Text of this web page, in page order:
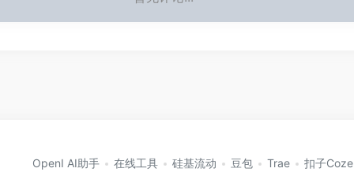
OpenI AI助手 在线工具 硅基流动 豆包 Trae
扣子Coze